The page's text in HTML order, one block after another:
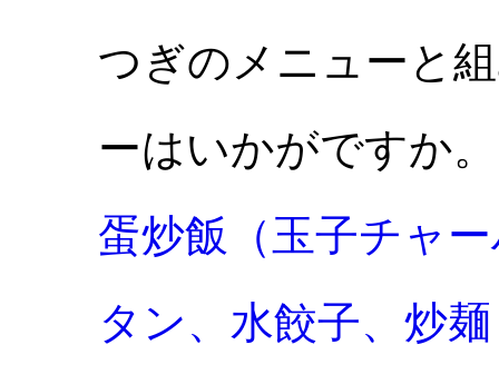
つぎのメニューと
ーはいかがですか。
蛋炒飯（玉子チャ
タン、 水餃子、 炒